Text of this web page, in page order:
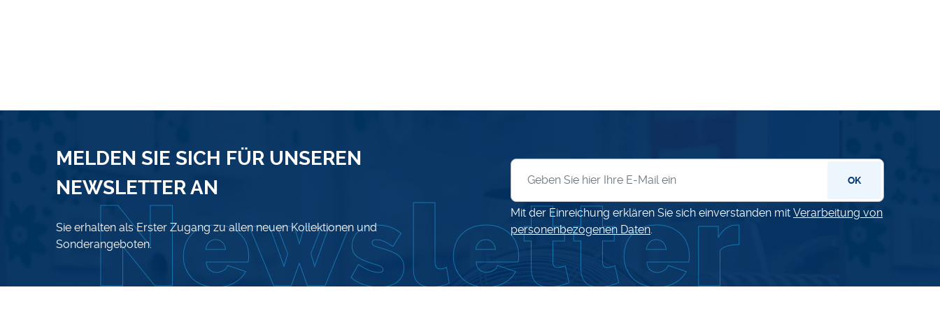
MELDEN SIE SICH FÜR UNSEREN
NEWSLETTER AN
Sie erhalten als Erster Zugang zu allen neuen Kollektionen und
Sonderangeboten.
OK
Mit der Einreichung erklären Sie sich einverstanden mit Verarbeitung von
personenbezogenen Daten.